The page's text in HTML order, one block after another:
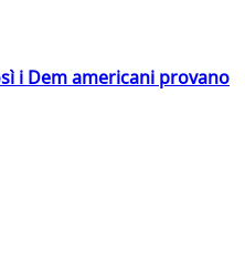
i Dem americani provano